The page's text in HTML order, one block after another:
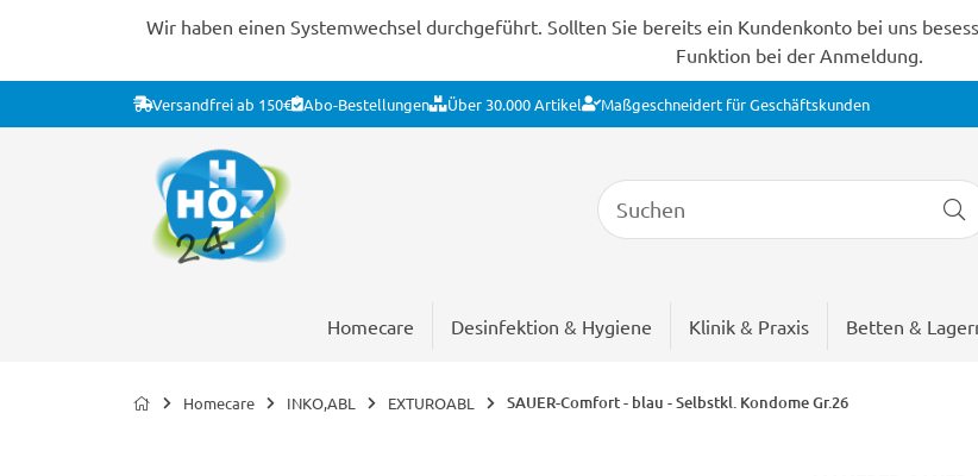
Wir haben einen Systemwechsel durchgeführt. Sollten Sie bereits ein Kundenkonto bei uns
Funktion bei der Anmeldung.
Versandfrei ab 150€ Abo-Bestellungen Über 30.000 Artikel Maßgeschneidert für Geschäftskunden
Homecare Desinfektion & Hygiene Klinik & Praxis Betten &
Homecare INKO,ABL EXTUROABL SAUER-Comfort - blau - Selbstkl. Kondome Gr.26